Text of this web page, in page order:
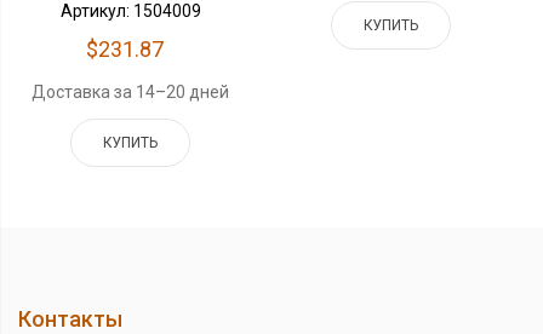
Артикул: 1504009
$231.87
Доставка за 14–20 дней
КУПИТЬ
КУПИТЬ
Контакты